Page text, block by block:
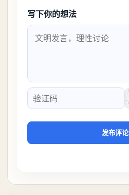
写下你的想法
验证码
发布评论